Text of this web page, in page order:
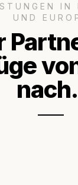
IN
UND